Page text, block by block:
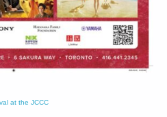
at the JCCC